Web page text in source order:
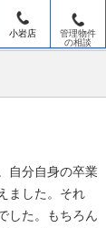
小岩店
管理物件
の相談
自分自身の卒業
ました。それ
した。もちろん